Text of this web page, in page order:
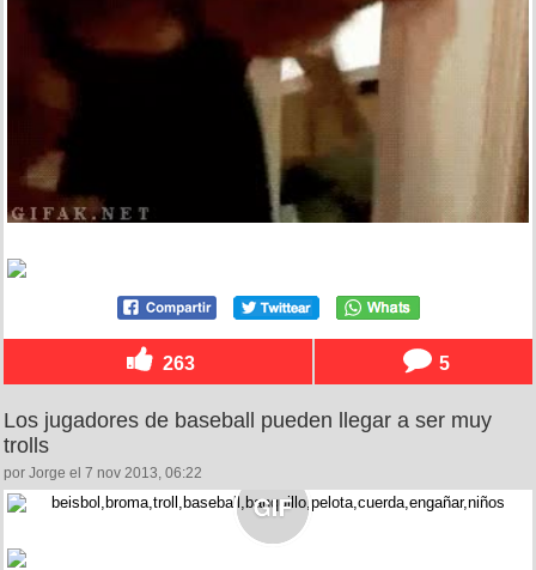
263 5
Los jugadores de baseball pueden llegar a ser muy
trolls
por Jorge el 7 nov 2013, 06:22